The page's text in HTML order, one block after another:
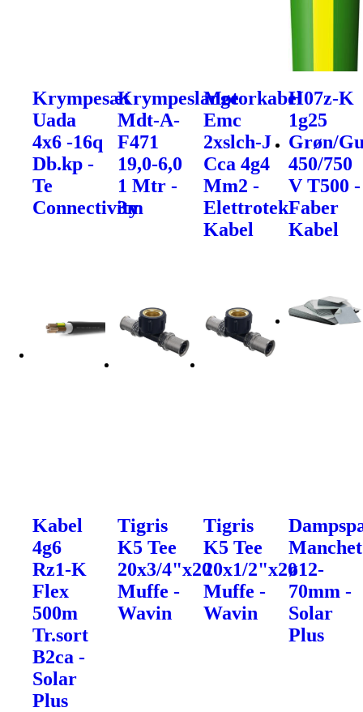
Krympesæt
Uada
4x6 -16q
Db.kp -
Te
Connectivity
Krympeslange
Mdt-A-
F471
19,0-6,0
1 Mtr -
3m
Motorkabel
Emc
2xslch-J
Cca 4g4
Mm2 -
Elettrotek
Kabel
H07z-K
1g25
Grøn/
450/750
V T500 -
Faber
Kabel
Kabel
4g6
Rz1-K
Flex
500m
Tr.sort
B2ca -
Solar
Plus
Tigris
K5 Tee
20x3/4"x20
Muffe -
Wavin
Tigris
K5 Tee
20x1/2"x20
Muffe -
Wavin
Manchet
ø12-
70mm -
Solar
Plus